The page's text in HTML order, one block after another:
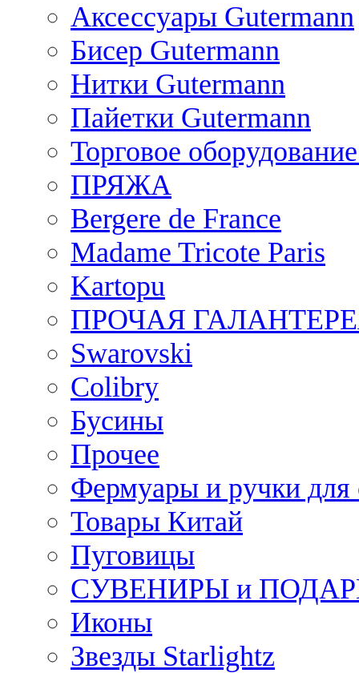
Аксессуары Gutermann
Бисер Gutermann
Нитки Gutermann
Пайетки Gutermann
Торговое
ПРЯЖА
Bergere de France
Madame Tricote Paris
Kartopu
ПРОЧАЯ
Swarovski
Colibry
Бусины
Прочее
Фермуары и ручки для
Товары Китай
Пуговицы
СУВЕНИРЫ и
Иконы
Звезды Starlightz